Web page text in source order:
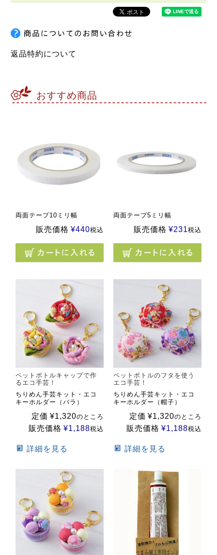
返品特約について
おすすめ商品
両面テープ10ミリ幅
販売価格 ¥440税込
両面テープ5ミリ幅
販売価格 ¥231税込
ペットボトルキャップで作
るエコ手芸！
ちりめん手芸キット・エコ
キーホルダー（バラ）
定価 ¥1,320のところ
販売価格 ¥1,188税込
詳細を見る
ペットボトルのフタを使う
エコ手芸！
ちりめん手芸キット・エコ
キーホルダー（帽子）
定価 ¥1,320のところ
販売価格 ¥1,188税込
詳細を見る